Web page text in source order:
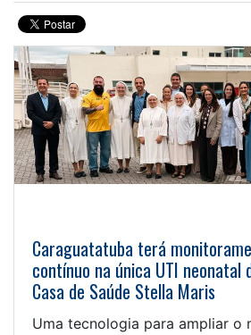
Caraguatatuba terá
contínuo na única UTI
Casa de Saúde Stella Maris
Uma tecnologia para ampliar o